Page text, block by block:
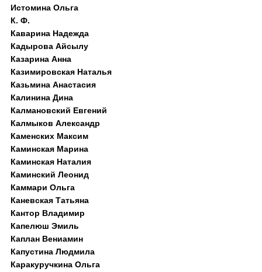
Истомина Ольга
К. Ф.
Каварина Надежда
Кадырова Айсылу
Казарина Анна
Казимировская Наталья
Казьмина Анастасия
Калинина Дина
Калмановский Евгений
Калмыков Александр
Каменских Максим
Каминская Марина
Каминская Наталия
Каминский Леонид
Каммари Ольга
Каневская Татьяна
Кантор Владимир
Капелюш Эмиль
Каплан Вениамин
Капустина Людмила
Каракуручкина Ольга